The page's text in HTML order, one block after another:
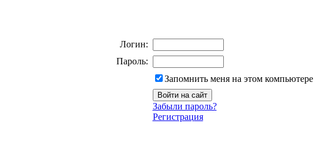
Логин:
Пароль:
Запомнить меня на этом компьютере
Забыли пароль?
Регистрация